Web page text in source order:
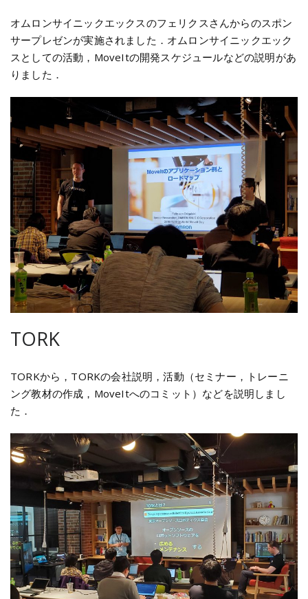
オムロンサイニックエックスのフェリクスさんからのスポン
サープレゼンが実施されました．オムロンサイニックエック
スとしての活動，MoveItの開発スケジュールなどの説明があ
りました．
TORK
TORKから，TORKの会社説明，活動（セミナー，トレーニ
ング教材の作成，MoveItへのコミット）などを説明しまし
た．